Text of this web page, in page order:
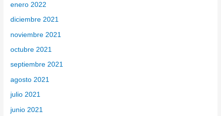
enero 2022
diciembre 2021
noviembre 2021
octubre 2021
septiembre 2021
agosto 2021
julio 2021
junio 2021